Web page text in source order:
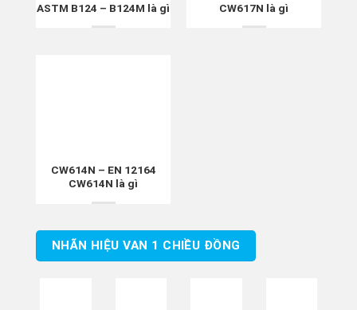
ASTM B124 – B124M là gì CW617N là gì
CW614N – EN 12164
CW614N là gì
NHÃN HIỆU VAN 1 CHIỀU ĐỒNG